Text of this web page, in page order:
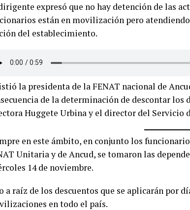
expresó que no hay detención de las
están en movilización pero
del establecimiento.
la presidenta de la FENAT nacional de
de la determinación de descontar los
Huggete Urbina y el director del Servicio
en este ámbito, en conjunto los
Unitaria y de Ancud, se tomaron las
14 de noviembre.
a raíz de los descuentos que se aplicarán por
en todo el país.